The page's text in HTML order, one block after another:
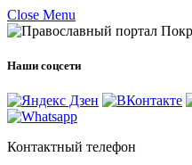
Close Menu
Наши соцсети
Контактный телефон